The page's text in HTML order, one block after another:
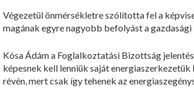
Végezetül önmérsékletre szólította fel a
magának egyre nagyobb befolyást a
Kósa Ádám a Foglalkoztatási Bizottság
képesnek kell lenniük saját
révén, mert csak így tehenek az